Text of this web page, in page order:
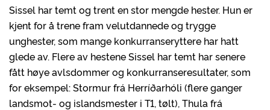
Sissel har temt og trent en stor mengde hester. Hun er
kjent for å trene fram velutdannede og trygge
unghester, som mange konkurranseryttere har hatt
glede av. Flere av hestene Sissel har temt har senere
fått høye avlsdommer og konkurranseresultater, som
for eksempel: Stormur frá Herríðarhóli (flere ganger
landsmot- og islandsmester i T1, tølt), Thula frá